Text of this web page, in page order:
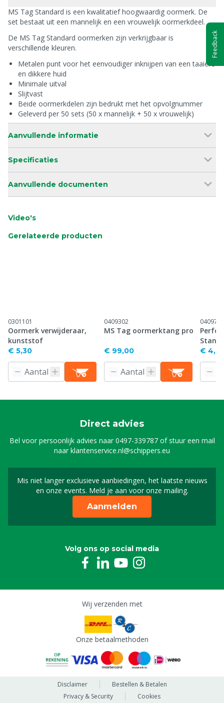
MS Tag Standard is een kwalitatief hoogwaardig oormerk. De
set bestaat uit een mannelijk en een vrouwelijk oormerkdeel.
De MS Tag Standard oormerken zijn verkrijgbaar is
verschillende kleuren.
Metalen punt voor het eenvoudiger inknijpen van een taaiere
en dikkere huid
Minimale uitval
Slijtvast
Beide oormerkdelen zijn bedrukt met het opvolgnummer
Geleverd per 50 sets (50 x mannelijk + 50 x vrouwelijk)
Aanvullende informatie
Specificaties
Aanvullende documenten
Video's
Gerelateerde producten
0301101
Oormerk verwijderaar,
kunststof
€ 5,30
0409302
MS Tag oormerktang pro
€ 99,00
0409716
€ 4,61
Direct advies
Bel voor persoonlijk advies naar0497-339787of stuur een mail
naarklantenservice.nl@schippers.eu
Mis niet langer exclusieve aanbiedingen, het laatste nieuws
en onze events. Meld je aan voor onze mailing.
Schrijf je in voor onze
Aanmelden
Volg ons op social media
Wij verzenden met
Onze betaalmethoden
Disclaimer
Bestellen & Betalen
Privacy & Security
Cookies
Feedback